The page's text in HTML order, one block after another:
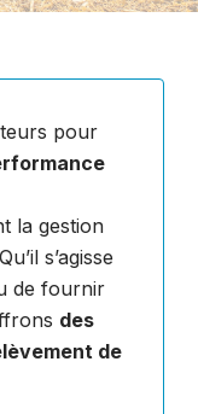
pour
la gestion
s’agisse
de fournir
des
de